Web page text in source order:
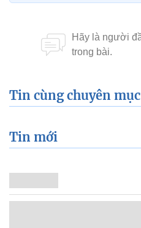
Tin cùng chuyên mục
Tin mới